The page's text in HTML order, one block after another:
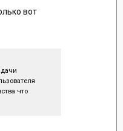
вот
что